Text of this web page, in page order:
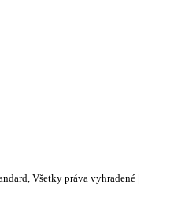
Všetky práva vyhradené |